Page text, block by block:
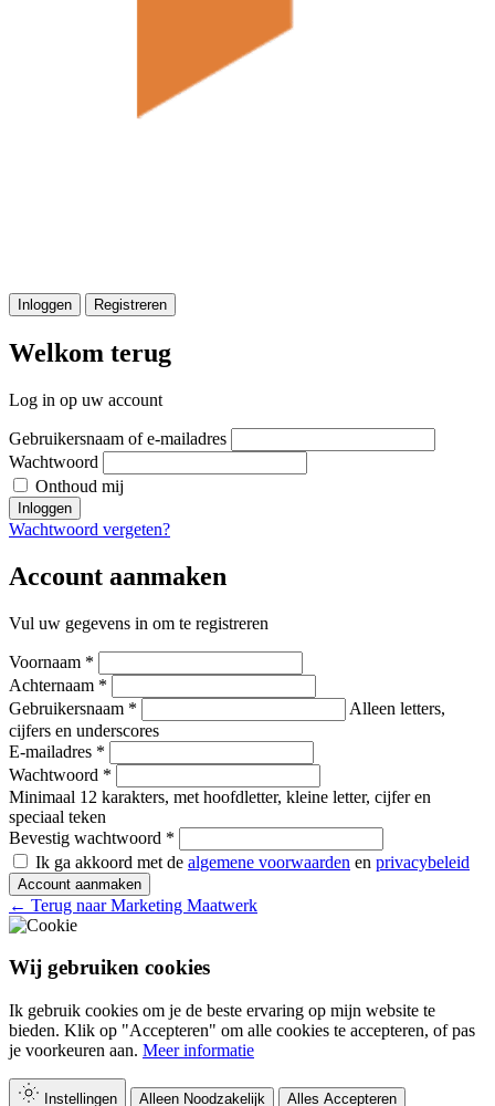
Inloggen Registreren
Welkom terug
Log in op uw account
Gebruikersnaam of e-mailadres
Wachtwoord
Onthoud mij
Inloggen
Wachtwoord vergeten?
Account aanmaken
Vul uw gegevens in om te registreren
Voornaam *
Achternaam *
Gebruikersnaam *
Alleen letters,
cijfers en underscores
E-mailadres *
Wachtwoord *
Minimaal 12 karakters, met hoofdletter, kleine letter, cijfer en
speciaal teken
Bevestig wachtwoord *
Ik ga akkoord met de algemene voorwaarden en privacybeleid
Account aanmaken
← Terug naar Marketing Maatwerk
Wij gebruiken cookies
Ik gebruik cookies om je de beste ervaring op mijn website te
bieden. Klik op "Accepteren" om alle cookies te accepteren, of pas
je voorkeuren aan. Meer informatie
Instellingen Alleen Noodzakelijk
Alles Accepteren